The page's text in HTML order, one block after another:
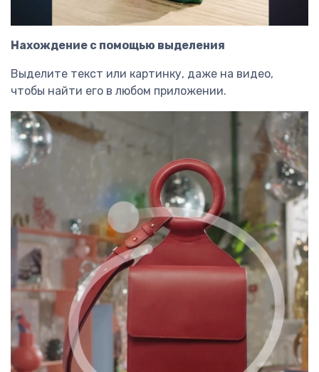
Нахождение с помощью выделения
Выделите текст или картинку, даже на видео,
чтобы найти его в любом приложении.